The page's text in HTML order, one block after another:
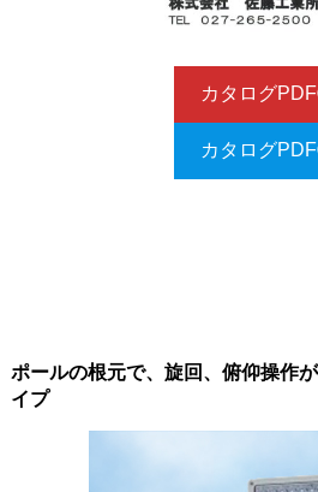
カタログ
カタログ
ポールの根元で、旋回、俯仰操作
イプ